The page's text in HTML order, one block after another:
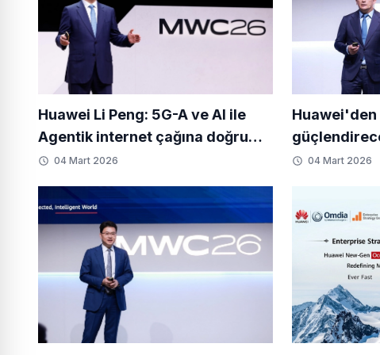
Huawei Li Peng: 5G-A ve AI ile
Agentik internet çağına doğru
hızlanma
04 Mart 2026
Destekli
04 Mart 2026